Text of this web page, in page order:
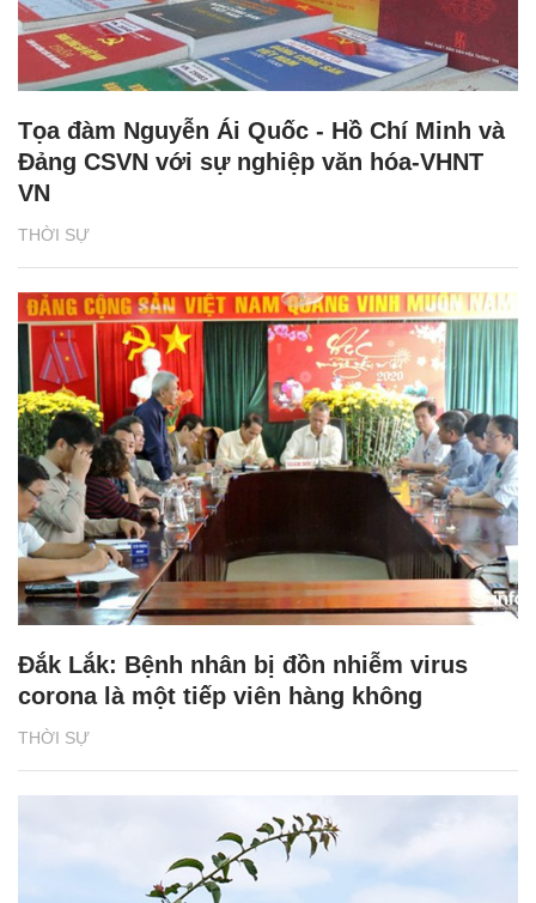
THỜI SỰ
Tọa đàm Nguyễn Ái Quốc - Hồ Chí Minh và
Đảng CSVN với sự nghiệp văn hóa-VHNT
VN
THỜI SỰ
Đắk Lắk: Bệnh nhân bị đồn nhiễm virus
corona là một tiếp viên hàng không